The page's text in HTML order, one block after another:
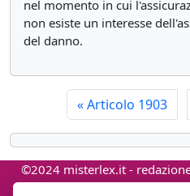
nel momento in cui
non esiste un interesse
del danno.
«Articolo 1903
©2024 misterlex.it -